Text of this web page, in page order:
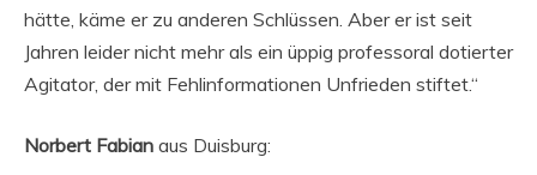
hätte, käme er zu anderen Schlüssen. Aber er ist seit
Jahren leider nicht mehr als ein üppig professoral dotierter
Agitator, der mit Fehlinformationen Unfrieden stiftet.“
Norbert Fabian aus Duisburg: